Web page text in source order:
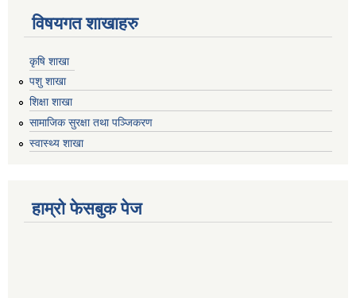
विषयगत शाखाहरु
कृषि शाखा
पशु शाखा
शिक्षा शाखा
सामाजिक सुरक्षा तथा पञ्जिकरण
स्वास्थ्य शाखा
हाम्रो फेसबुक पेज